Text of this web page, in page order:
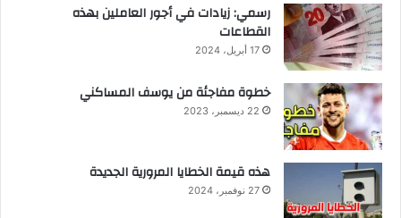
رسمي: زيادات في أجور العاملين بهذه
القطاعات
17 أبريل، 2024
خطوة مفاجئة من يوسف المساكني
22 ديسمبر، 2023
هذه قيمة الخطايا المرورية الجديدة
27 نوفمبر، 2024